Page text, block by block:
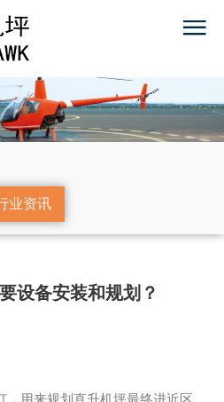
业资讯
设备安装和规划？
用来规划直升机坪最终进近区